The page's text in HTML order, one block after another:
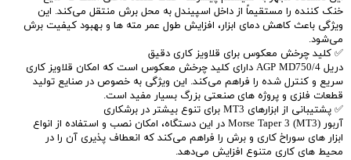
خنک‌ کننده را مستقیماً از داخل اسپیندل به محل برش منتقل می‌کند. این
ویژگی باعث کاهش دمای ابزار، افزایش طول عمر مته‌ ها و بهبود کیفیت برش
می‌شود.
✅ کلید چرخش معکوس برای قلاویز کاری دقیق
دریل AGP MD750/4 دارای کلید چرخش معکوس است که امکان قلاویز کاری
سریع و کنترل‌ شده را فراهم می‌کند. این ویژگی به خصوص در صنایع تولید
قطعات فلزی و پروژه‌ های صنعتی بزرگ بسیار مفید است.
✅ پشتیبانی از ابزارهای MT3 برای تنوع بیشتر در برشکاری
آربور Morse Taper 3 (MT3) در این دستگاه، امکان نصب و استفاده از انواع
ابزار های سوراخ‌ کاری و برش را فراهم می‌کند که انعطاف‌ پذیری آن را در
محیط‌ های کاری متنوع افزایش می‌دهد.